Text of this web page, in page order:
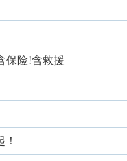
保险!含救援